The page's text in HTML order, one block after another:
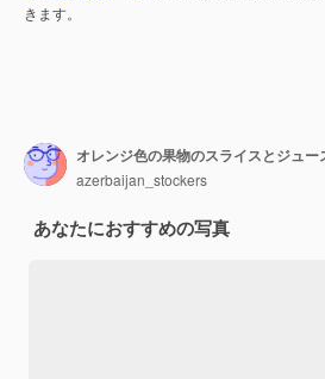
きます。
オレンジ色の果物のスライスとジュー
azerbaijan_stockers
あなたにおすすめの写真